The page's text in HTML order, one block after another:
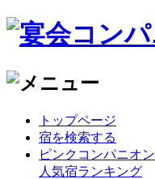
トップページ
宿を検索する
ピンクコンパニオン
人気宿ランキング